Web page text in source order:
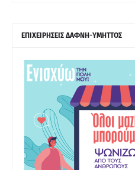
ΕΠΙΧΕΙΡΗΣΕΙΣ ΔΑΦΝΗ-ΥΜΗΤΤΟΣ